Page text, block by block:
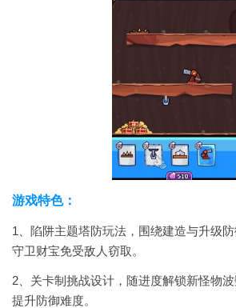
游戏特色：
1、陷阱主题塔防玩法，围绕建造与升级
守卫财宝免受敌人窃取。
2、关卡制挑战设计，随进度解锁新怪物
提升防御难度。